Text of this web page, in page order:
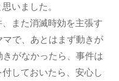
いました。
また消滅時効を主張す
で、あとはまず動きが
がなかったら、事件は
しておいたら、安心し